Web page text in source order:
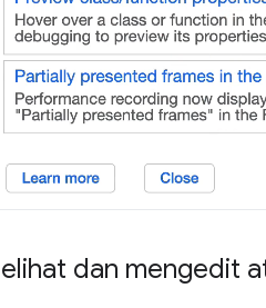
dan mengedit